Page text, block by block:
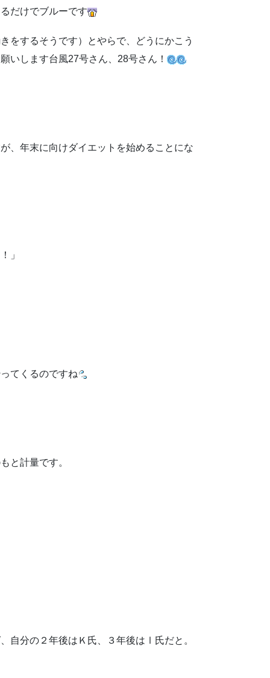
だけでブルーです
をするそうです）とやらで、どうにかこう
いします台風27号さん、28号さん！
、年末に向けダイエットを始めることにな
」
てくるのですね
もと計量です。
自分の２年後はＫ氏、３年後はⅠ氏だと。